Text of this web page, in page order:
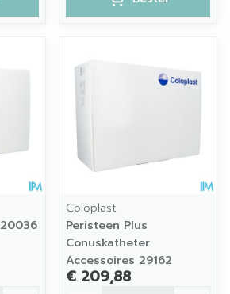
Coloplast
Peristeen Plus
Conuskatheter
Accessoires 29162
€ 209,88